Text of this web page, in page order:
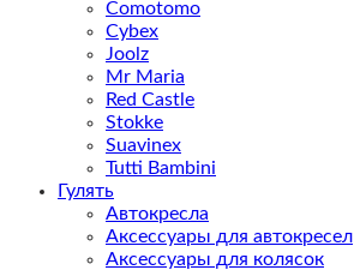
Comotomo
Cybex
Joolz
Mr Maria
Red Castle
Stokke
Suavinex
Tutti Bambini
Гулять
Автокресла
Аксессуары для автокресел
Аксессуары для колясок